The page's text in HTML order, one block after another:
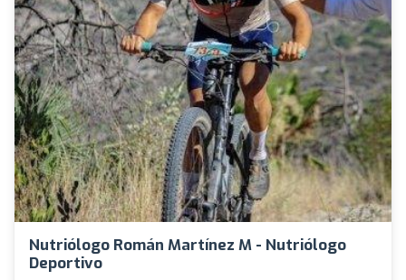
Nutriólogo Román Martínez M - Nutriólogo
Deportivo